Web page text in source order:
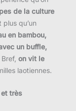
de la culture
plus qu’un
en bambou,
un buffle,
Bref, on vit le
laotiennes.
très